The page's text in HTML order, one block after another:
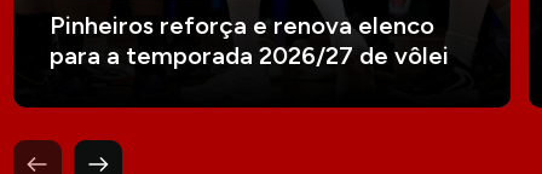
Pinheiros reforça e renova elenco
para a temporada 2026/27 de vôlei